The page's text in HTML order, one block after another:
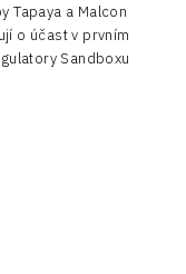
Tapaya a Malcon
o účast v prvním
Sandboxu